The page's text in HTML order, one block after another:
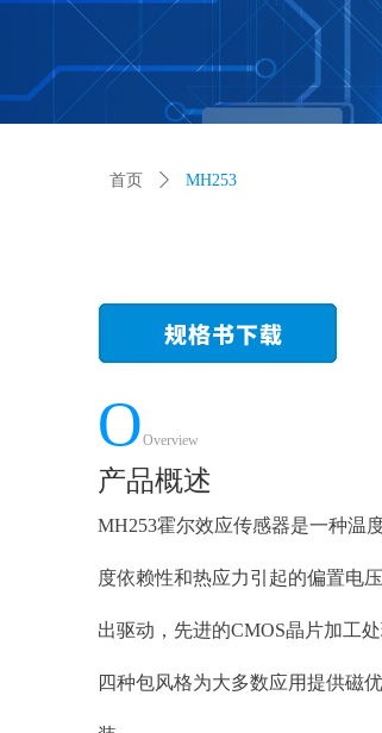
首页 ꄲ MH253
OOverview
产品概述
MH253霍尔效应传感器是一种温
度依赖性和热应力引起的偏置电
出驱动，先进的CMOS晶片加工
四种包风格为大多数应用提供磁